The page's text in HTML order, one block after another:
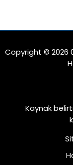
Copyright © 2026
Kaynak